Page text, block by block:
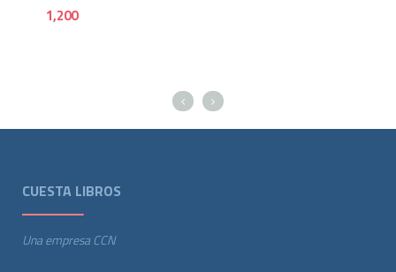
1,200
CUESTA LIBROS
Una empresa CCN